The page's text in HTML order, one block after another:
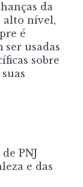
da
alto nível,
é
ser usadas
sobre
PNJ
e das